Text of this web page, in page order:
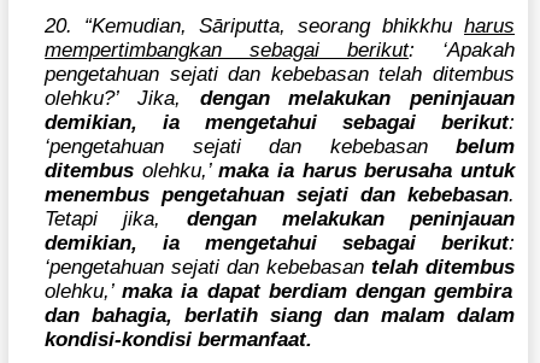
20. “Kemudian, Sāriputta, seorang bhikkhu harus
mempertimbangkan sebagai berikut: ‘Apakah
pengetahuan sejati dan kebebasan telah ditembus
olehku?’ Jika, dengan melakukan peninjauan
demikian, ia mengetahui sebagai berikut:
‘pengetahuan sejati dan kebebasan belum
ditembus olehku,’maka ia harus berusaha untuk
menembus pengetahuan sejati dan kebebasan.
Tetapi jika, dengan melakukan peninjauan
demikian, ia mengetahui sebagai berikut:
‘pengetahuan sejati dan kebebasantelah ditembus
olehku,’maka ia dapat berdiam dengan gembira
dan bahagia, berlatih siang dan malam dalam
kondisi-kondisi bermanfaat.